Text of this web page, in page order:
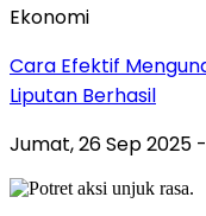
Ekonomi
Cara Efektif
Liputan Berhasil
Jumat, 26 Sep 2025